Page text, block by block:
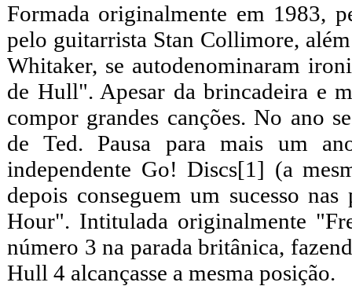
Formada originalmente em 1983,
pelo guitarrista Stan Collimore,
Whitaker, se autodenominaram
de Hull". Apesar da brincadeira e
compor grandes canções. No ano
de Ted. Pausa para mais um
independente Go! Discs[1] (a
depois conseguem um sucesso
Hour". Intitulada originalmente
número 3 na parada britânica,
Hull 4 alcançasse a mesma posição.